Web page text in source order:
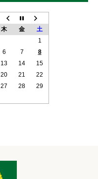
木 金
土
1
6 7
8
13 14
15
20 21
22
27 28
29